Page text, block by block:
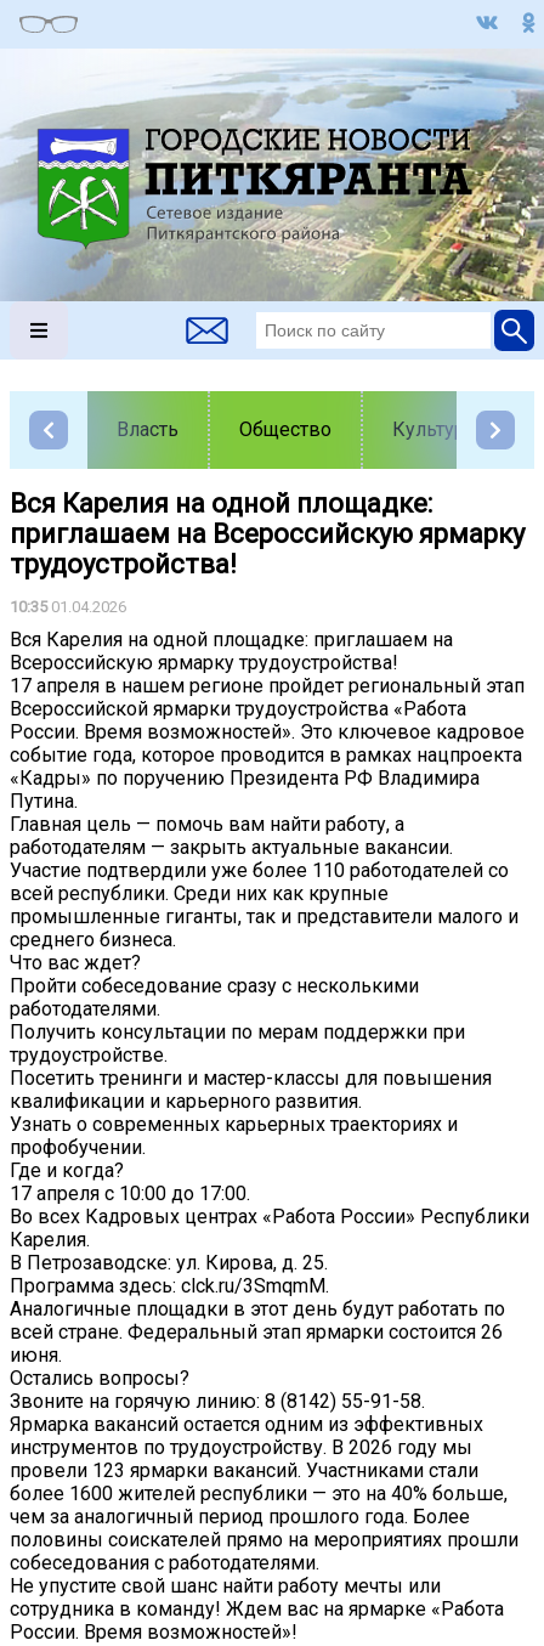
Власть Общество Культура
Вся Карелия на одной площадке:
приглашаем на Всероссийскую ярмарку
трудоустройства!
10:3501.04.2026
Вся Карелия на одной площадке: приглашаем на
Всероссийскую ярмарку трудоустройства!
17 апреля в нашем регионе пройдет региональный этап
Всероссийской ярмарки трудоустройства «Работа
России. Время возможностей». Это ключевое кадровое
событие года, которое проводится в рамках нацпроекта
«Кадры» по поручению Президента РФ Владимира
Путина.
Главная цель — помочь вам найти работу, а
работодателям — закрыть актуальные вакансии.
Участие подтвердили уже более 110 работодателей со
всей республики. Среди них как крупные
промышленные гиганты, так и представители малого и
среднего бизнеса.
Что вас ждет?
Пройти собеседование сразу с несколькими
работодателями.
Получить консультации по мерам поддержки при
трудоустройстве.
Посетить тренинги и мастер-классы для повышения
квалификации и карьерного развития.
Узнать о современных карьерных траекториях и
профобучении.
Где и когда?
17 апреля с 10:00 до 17:00.
Во всех Кадровых центрах «Работа России» Республики
Карелия.
В Петрозаводске: ул. Кирова, д. 25.
Программа здесь: clck.ru/3SmqmM.
Аналогичные площадки в этот день будут работать по
всей стране. Федеральный этап ярмарки состоится 26
июня.
Остались вопросы?
Звоните на горячую линию: 8 (8142) 55-91-58.
Ярмарка вакансий остается одним из эффективных
инструментов по трудоустройству. В 2026 году мы
провели 123 ярмарки вакансий. Участниками стали
более 1600 жителей республики — это на 40% больше,
чем за аналогичный период прошлого года. Более
половины соискателей прямо на мероприятиях прошли
собеседования с работодателями.
Не упустите свой шанс найти работу мечты или
сотрудника в команду! Ждем вас на ярмарке «Работа
России. Время возможностей»!